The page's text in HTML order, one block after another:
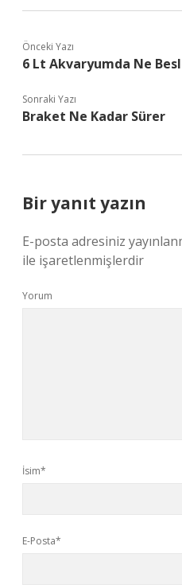
Önceki Yazı
6 Lt Akvaryumda Ne
Sonraki Yazı
Braket Ne Kadar Sürer
Bir yanıt yazın
E-posta adresiniz
ile işaretlenmişlerdir
Yorum
İsim*
E-Posta*